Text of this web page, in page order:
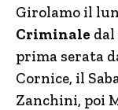
Girolamo il
Criminale dal
prima serata
Cornice, il
Zanchini, poi